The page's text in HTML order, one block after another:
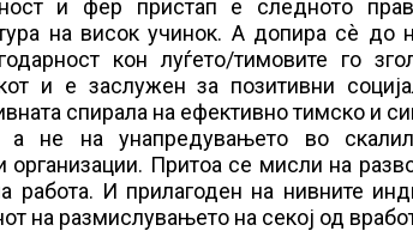
и фер пристап е следното
на висок учинок. А допира сѐ
кон луѓето/тимовите го
и е заслужен за позитивни
спирала на ефективно тимско и
а не на унапредувањето во
организации. Притоа се мисли на
работа. И прилагоден на нивните
на размислувањето на секој од